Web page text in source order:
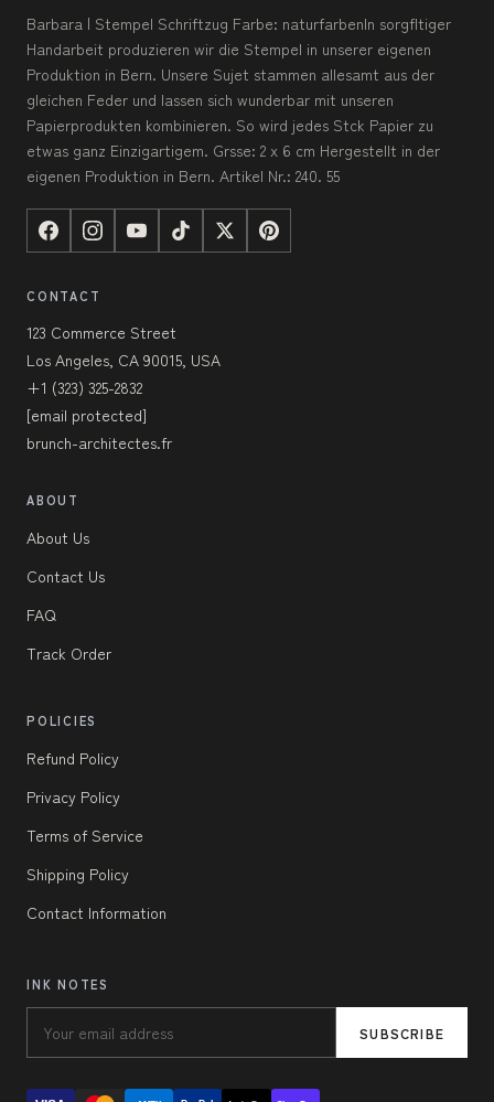
Barbara | Stempel Schriftzug Farbe: naturfarbenIn sorgfltiger
Handarbeit produzieren wir die Stempel in unserer eigenen
Produktion in Bern. Unsere Sujet stammen allesamt aus der
gleichen Feder und lassen sich wunderbar mit unseren
Papierprodukten kombinieren. So wird jedes Stck Papier zu
etwas ganz Einzigartigem. Grsse: 2 x 6 cm Hergestellt in der
eigenen Produktion in Bern. Artikel Nr.: 240. 55
CONTACT
123 Commerce Street
Los Angeles, CA 90015, USA
+1 (323) 325-2832
[email protected]
brunch-architectes.fr
ABOUT
About Us
Contact Us
FAQ
Track Order
POLICIES
Refund Policy
Privacy Policy
Terms of Service
Shipping Policy
Contact Information
INK NOTES
SUBSCRIBE